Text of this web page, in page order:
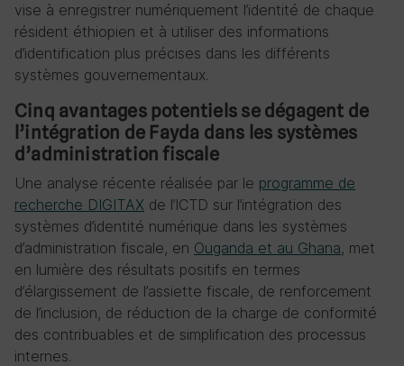
vise à enregistrer numériquement l’identité de chaque
résident éthiopien et à utiliser des informations
d’identification plus précises dans les différents
systèmes gouvernementaux.
Cinq avantages potentiels se dégagent de
l’intégration de Fayda dans les systèmes
d’administration fiscale
Une analyse récente réalisée par le programme de
recherche DIGITAX de l’ICTD sur l’intégration des
systèmes d’identité numérique dans les systèmes
d’administration fiscale, en Ouganda et au Ghana, met
en lumière des résultats positifs en termes
d’élargissement de l’assiette fiscale, de renforcement
de l’inclusion, de réduction de la charge de conformité
des contribuables et de simplification des processus
internes.